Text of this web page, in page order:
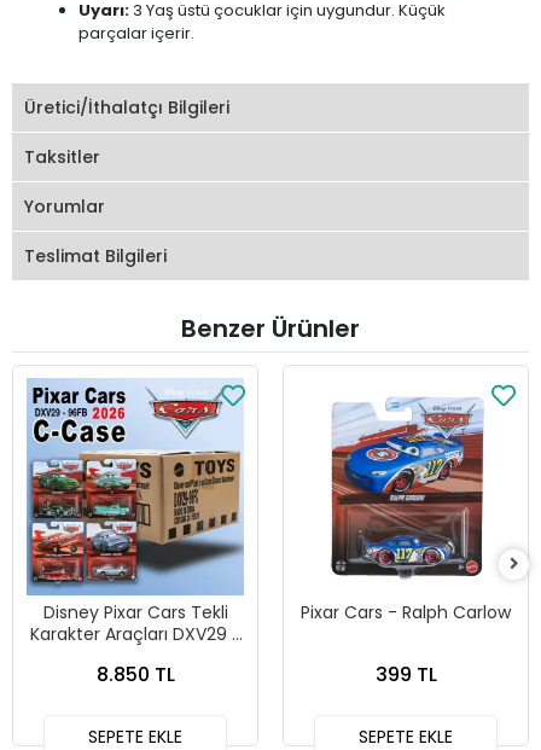
Uyarı:3 Yaş üstü çocuklar için uygundur. Küçük
parçalar içerir.
Üretici/İthalatçı Bilgileri
Taksitler
Yorumlar
Teslimat Bilgileri
Benzer Ürünler
Disney Pixar Cars Tekli
Karakter Araçları DXV29 -
8.850 TL
SEPETE EKLE
Pixar Cars - Ralph Carlow
399 TL
SEPETE EKLE